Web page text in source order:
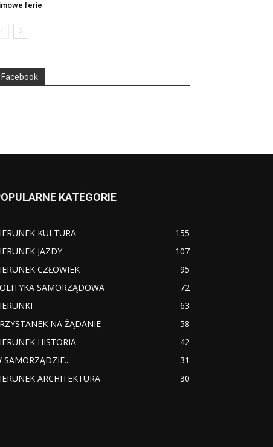
ferie
Facebook
KATEGORIE
KULTURA
155
JAZDY
107
CZŁOWIEK
95
SAMORZĄDOWA
72
63
NA ŻĄDANIE
58
HISTORIA
42
SAMORZĄDZIE...
31
ARCHITEKTURA
30